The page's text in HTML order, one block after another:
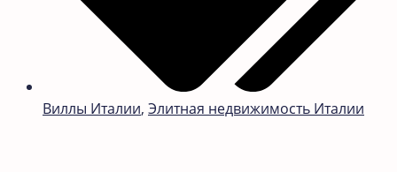
Виллы Италии, Элитная недвижимость Италии